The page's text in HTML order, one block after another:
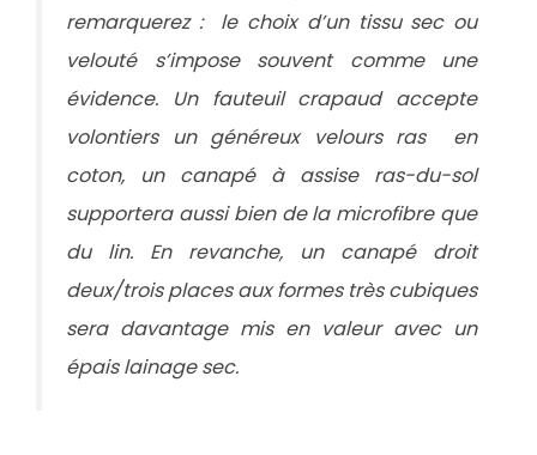
remarquerez : le choix d’un tissu sec ou
velouté s’impose souvent comme une
évidence. Un fauteuil crapaud accepte
volontiers un généreux velours ras en
coton, un canapé à assise ras-du-sol
supportera aussi bien de la microfibre que
du lin. En revanche, un canapé droit
deux/trois places aux formes très cubiques
sera davantage mis en valeur avec un
épais lainage sec.